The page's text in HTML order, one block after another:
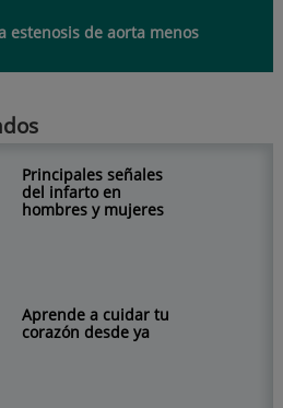
estenosis de aorta menos
Principales señales
del infarto en
hombres y mujeres
Aprende a cuidar tu
corazón desde ya